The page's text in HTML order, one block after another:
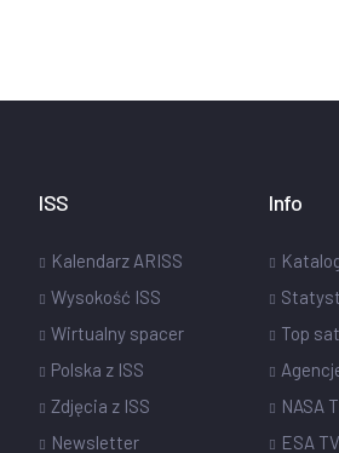
ISS
Kalendarz ARISS
Wysokość ISS
Wirtualny spacer
Polska z ISS
Zdjęcia z ISS
Newsletter
Info
Top
NASA
ESA TV